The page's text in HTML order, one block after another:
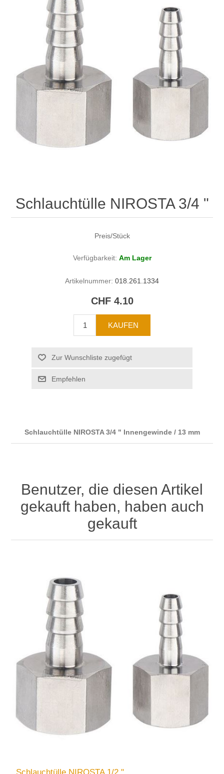
Schlauchtülle NIROSTA 3/4 "
Preis/Stück
Verfügbarkeit: Am Lager
Artikelnummer: 018.261.1334
CHF 4.10
Schlauchtülle NIROSTA 3/4 " Innengewinde / 13 mm
Benutzer, die diesen Artikel
gekauft haben, haben auch
gekauft
Schlauchtülle NIROSTA 1/2 "